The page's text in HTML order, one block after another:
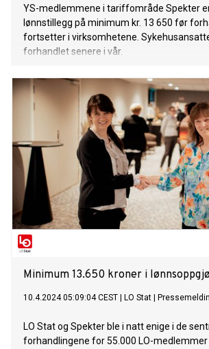
YS-medlemmene i tariffområde Spekter
lønnstillegg på minimum kr. 13 650 før
fortsetter i virksomhetene.
forhandlet senere i vår.
Minimum 13.650 kroner i
10.4.2024 05:09:04 CEST LO Stat
LO Stat og Spekter ble i natt enige i de
forhandlingene for 55.000 LO-medlemmer